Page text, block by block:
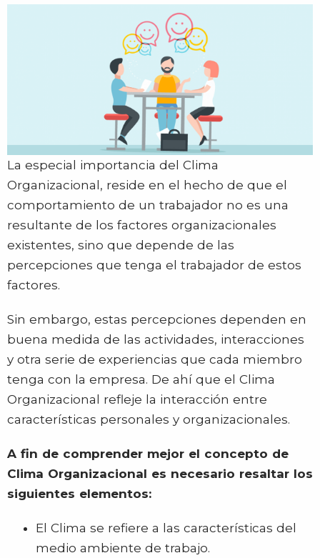
La especial importancia del Clima
Organizacional, reside en el hecho de que el
comportamiento de un trabajador no es una
resultante de los factores organizacionales
existentes, sino que depende de las
percepciones que tenga el trabajador de estos
factores.
Sin embargo, estas percepciones dependen en
buena medida de las actividades, interacciones
y otra serie de experiencias que cada miembro
tenga con la empresa. De ahí que el Clima
Organizacional refleje la interacción entre
características personales y organizacionales.
A fin de comprender mejor el concepto de
Clima Organizacional es necesario resaltar los
siguientes elementos:
El Clima se refiere a las características del
medio ambiente de trabajo.